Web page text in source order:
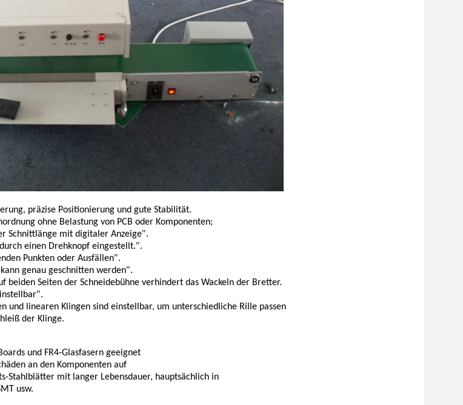
präzise Positionierung und gute Stabilität.
ohne Belastung von PCB oder Komponenten;
Schnittlänge mit digitaler Anzeige".
einen Drehknopf eingestellt.".
Punkten oder Ausfällen".
genau geschnitten werden".
beiden Seiten der Schneidebühne verhindert das Wackeln der Bretter.
".
und linearen Klingen sind einstellbar, um unterschiedliche Rille passen
der Klinge.
und FR4-Glasfasern geeignet
an den Komponenten auf
Stahlblätter mit langer Lebensdauer, hauptsächlich in
usw.